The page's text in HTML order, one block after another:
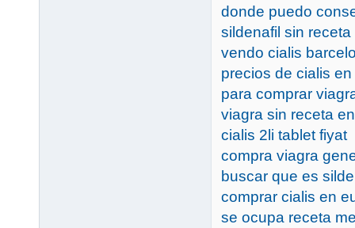
donde puedo
sildenafil sin receta
vendo cialis
precios de cialis
para comprar
viagra sin receta
cialis 2li tablet fiyat
compra viagra
buscar que es
comprar cialis en
se ocupa receta